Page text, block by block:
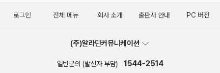
로그인 전체 메뉴 회사 소개 출판사 안내 PC 버전
(주)알라딘커뮤니케이션
일반문의 (발신자 부담) 1544-2514